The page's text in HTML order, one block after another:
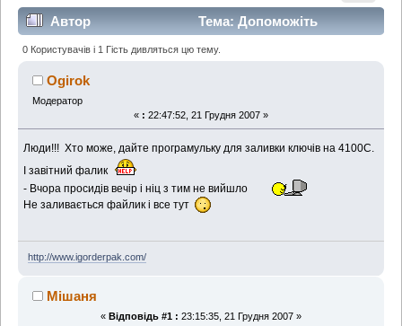
Автор
Тема: Допоможіть
закинути ключики (Прочитано 14890 раз)
0 Користувачів і 1 Гість дивляться цю тему.
Ogirok
Модератор
« : 22:47:52, 21 Грудня 2007 »
Люди!!! Хто може, дайте програмульку для заливки ключів на 4100С.
І завітний фалик
- Вчора просидів вечір і ніц з тим не вийшло
Не заливається файлик і все тут
http://www.igorderpak.com/
Мішаня
« Відповідь #1 : 23:15:35, 21 Грудня 2007 »